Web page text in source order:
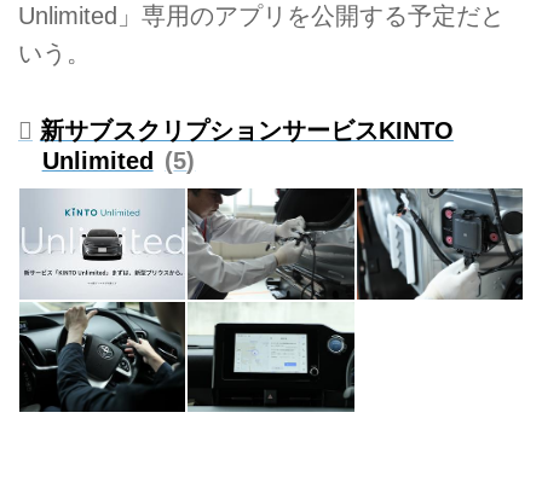
Unlimited」専用のアプリを公開する予定だと
いう。
新サブスクリプションサービスKINTO
Unlimited
5